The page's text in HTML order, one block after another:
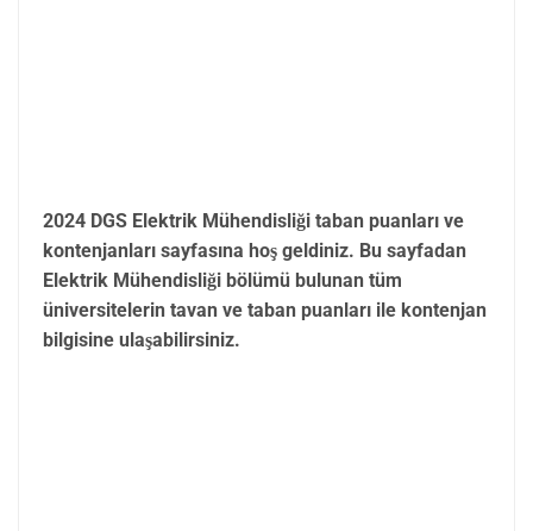
2024 DGS Elektrik Mühendisliği taban puanları ve
kontenjanları sayfasına hoş geldiniz. Bu sayfadan
Elektrik Mühendisliği bölümü bulunan tüm
üniversitelerin tavan ve taban puanları ile kontenjan
bilgisine ulaşabilirsiniz.